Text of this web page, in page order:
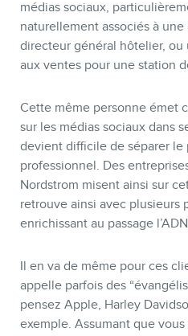
médias sociaux,
naturellement associés à
directeur général hôtelier,
aux ventes pour une station
Cette même personne émet
sur les médias sociaux dans
devient difficile de séparer le
professionnel. Des
Nordstrom misent ainsi sur
retrouve ainsi avec plusieurs
enrichissant au passage
Il en va de même pour ces
appelle parfois des
pensez Apple, Harley
exemple. Assumant que